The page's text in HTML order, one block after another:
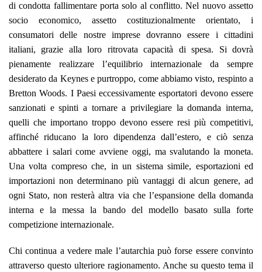
di condotta fallimentare porta solo al conflitto. Nel nuovo assetto
socio economico, assetto costituzionalmente orientato, i
consumatori delle nostre imprese dovranno essere i cittadini
italiani, grazie alla loro ritrovata capacità di spesa. Si dovrà
pienamente realizzare l’equilibrio internazionale da sempre
desiderato da Keynes e purtroppo, come abbiamo visto, respinto a
Bretton Woods. I Paesi eccessivamente esportatori devono essere
sanzionati e spinti a tornare a privilegiare la domanda interna,
quelli che importano troppo devono essere resi più competitivi,
affinché riducano la loro dipendenza dall’estero, e ciò senza
abbattere i salari come avviene oggi, ma svalutando la moneta.
Una volta compreso che, in un sistema simile, esportazioni ed
importazioni non determinano più vantaggi di alcun genere, ad
ogni Stato, non resterà altra via che l’espansione della domanda
interna e la messa la bando del modello basato sulla forte
competizione internazionale.
Chi continua a vedere male l’autarchia può forse essere convinto
attraverso questo ulteriore ragionamento. Anche su questo tema il